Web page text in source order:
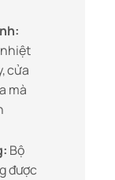
cửa
mà
Bộ
được